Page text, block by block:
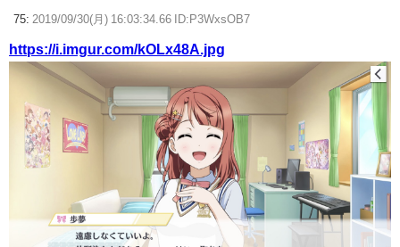
75: 2019/09/30(月) 16:03:34.66 ID:P3WxsOB7
https://i.imgur.com/kOLx48A.jpg